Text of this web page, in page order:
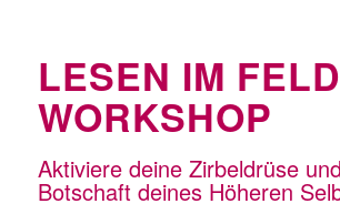
LESEN IM
WORKSHOP
Aktiviere deine Zirbeldrüse
Botschaft deines Höheren